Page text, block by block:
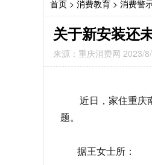
首页 > 消费教育 > 消费警
关于新安装还
来源：重庆消费网 2023/
近日， 家住重庆
题。
据王女士所：